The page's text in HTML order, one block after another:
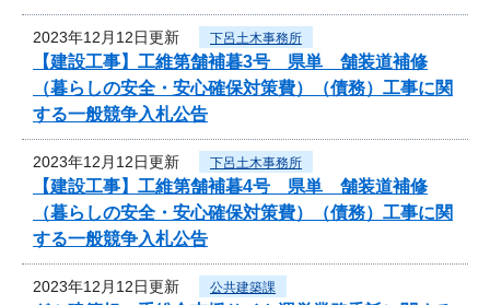
2023年12月12日更新 下呂土木事務所
【建設工事】工維第舗補暮3号 県単 舗装道補修
（暮らしの安全・安心確保対策費）（債務）工事に関
する一般競争入札公告
2023年12月12日更新 下呂土木事務所
【建設工事】工維第舗補暮4号 県単 舗装道補修
（暮らしの安全・安心確保対策費）（債務）工事に関
する一般競争入札公告
2023年12月12日更新 公共建築課